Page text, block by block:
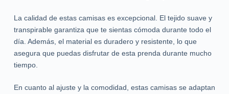
La calidad de estas camisas es excepcional. El tejido suave y
transpirable garantiza que te sientas cómoda durante todo el
día. Además, el material es duradero y resistente, lo que
asegura que puedas disfrutar de esta prenda durante mucho
tiempo.
En cuanto al ajuste y la comodidad, estas camisas se adaptan